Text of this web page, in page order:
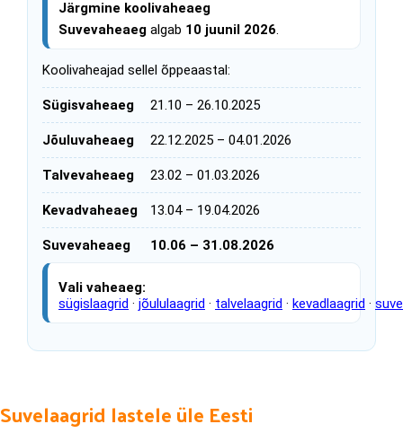
Järgmine koolivaheaeg
Suvevaheaeg algab 10 juunil 2026.
Koolivaheajad sellel õppeaastal:
Sügisvaheaeg 21.10 – 26.10.2025
Jõuluvaheaeg 22.12.2025 – 04.01.2026
Talvevaheaeg 23.02 – 01.03.2026
Kevadvaheaeg 13.04 – 19.04.2026
Suvevaheaeg 10.06 – 31.08.2026
Vali vaheaeg:
sügislaagrid · jõululaagrid · talvelaagrid · kevadlaagrid ·
Suvelaagrid lastele üle Eesti